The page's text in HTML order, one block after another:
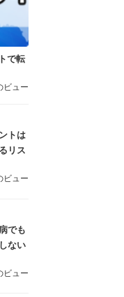
で転
ビュー
トは
リス
ビュー
でも
ない
ビュー